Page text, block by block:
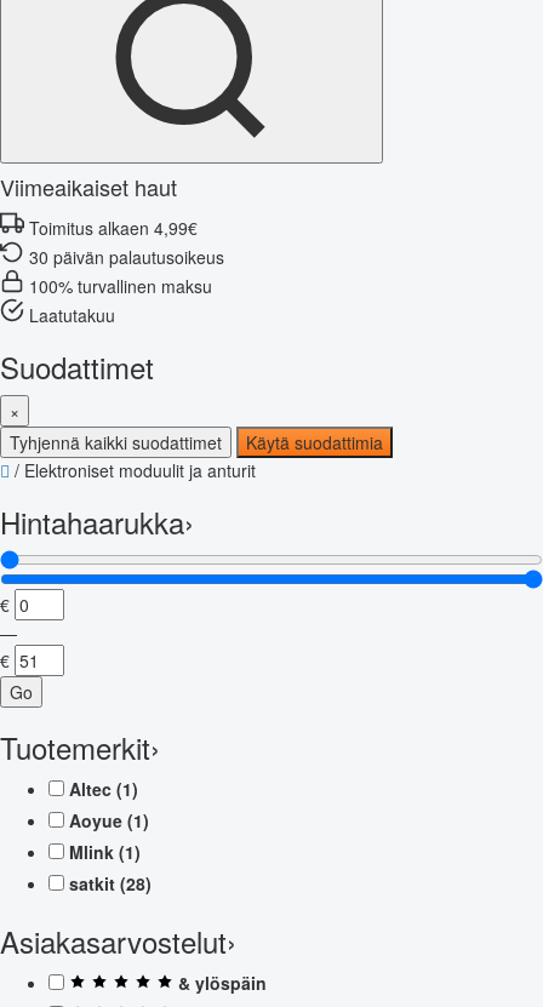
Viimeaikaiset haut
Toimitus alkaen 4,99€
30 päivän palautusoikeus
100% turvallinen maksu
Laatutakuu
Suodattimet
×
Tyhjennä kaikki suodattimet
Käytä suodattimia
/ Elektroniset moduulit ja anturit
Hintahaarukka›
€
—
€
Go
Tuotemerkit›
Altec (1)
Aoyue (1)
Mlink (1)
satkit (28)
Asiakasarvostelut›
& ylöspäin